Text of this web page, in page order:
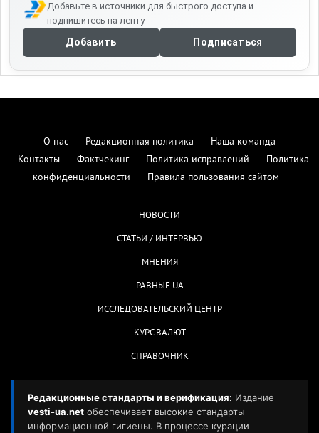
Добавьте в источники для быстрого доступа и
подпишитесь на ленту
Добавить Подписаться
О нас Редакционная политика
Наша команда
Контакты
Фактчекинг Политика исправлений
Политика
конфиденциальности
Правила пользования сайтом
НОВОСТИ
СТАТЬИ / ИНТЕРВЬЮ
МНЕНИЯ
РАВНЫЕ.UA
ИССЛЕДОВАТЕЛЬСКИЙ ЦЕНТР
КУРС ВАЛЮТ
СПРАВОЧНИК
Редакционные стандарты и верификация: Издание
vesti-ua.net обеспечивает высокие стандарты
информационной гигиены. В процессе курации